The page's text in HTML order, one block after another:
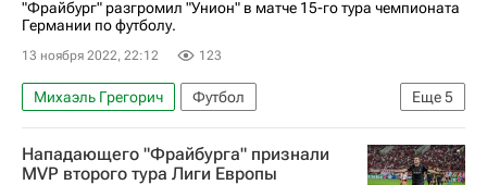
"Фрайбург" разгромил "Унион" в матче 15-го тура чемпионата
Германии по футболу.
13 ноября 2022, 22:12 123
Еще5
Михаэль Грегорич
Футбол
Винченцо Грифо
Унион (Берлин)
Фрайбург
Робин Кнохе Бавария
Нападающего "Фрайбурга" признали
MVP второго тура Лиги Европы